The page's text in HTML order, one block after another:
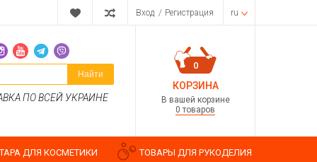
Вход / Регистрация ru
Найти
ПО ВСЕЙ УКРАИНЕ
0
КОРЗИНА
В вашей корзине
0 товаров
ТАРА ДЛЯ КОСМЕТИКИ ТОВАРЫ ДЛЯ РУКОДЕЛИЯ